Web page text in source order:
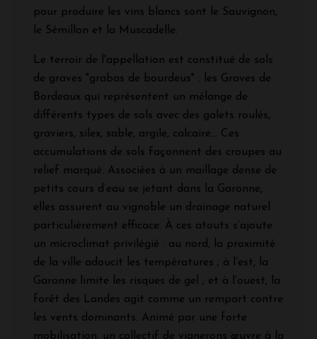
pour produire les vins blancs sont le Sauvignon,
le Sémillon et la Muscadelle.
Le terroir de l'appellation est constitué de sols
de graves "grabas de bourdeus" : les Graves de
Bordeaux qui représentent un mélange de
différents types de sols avec des galets roulés,
graviers, silex, sable, argile, calcaire... Ces
accumulations de sols façonnent des croupes au
relief marqué. Associées à un maillage dense de
petits cours d’eau se jetant dans la Garonne,
elles assurent au vignoble un drainage naturel
particulièrement efficace. À ces atouts s’ajoute
un microclimat privilégié : au nord, la proximité
de la ville adoucit les températures ; à l’est, la
Garonne limite les risques de gel ; et à l’ouest, la
forêt des Landes agit comme un rempart contre
les vents dominants. Animé par une forte
mobilisation, un collectif de vignerons œuvre à la